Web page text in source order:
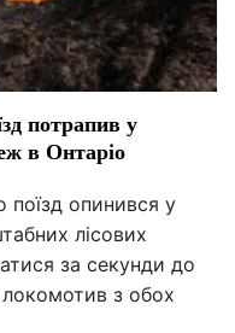
потрапив у
в Онтаріо
поїзд опинився у
лісових
за секунди до
з обох